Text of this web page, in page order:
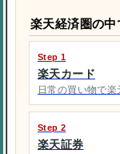
楽天経済圏の
Step 1
楽天カード
日常の買い物で楽
Step 2
楽天証券